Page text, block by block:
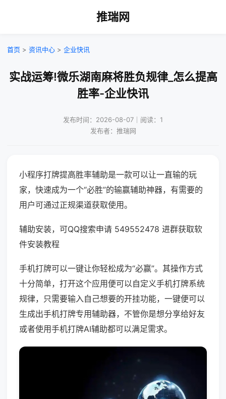
推瑞网
首页 > 资讯中心 > 企业快讯
实战运筹!微乐湖南麻将胜负规律_怎么提高
胜率-企业快讯
发布时间：2026-08-07｜阅读：1
发布者：推瑞网
小程序打牌提高胜率辅助是一款可以让一直输的玩
家，快速成为一个“必胜”的输赢辅助神器，有需要的
用户可通过正规渠道获取使用。
辅助安装，可QQ搜索申请 549552478 进群获取软
件安装教程
手机打牌可以一键让你轻松成为“必赢”。其操作方式
十分简单，打开这个应用便可以自定义手机打牌系统
规律，只需要输入自己想要的开挂功能，一键便可以
生成出手机打牌专用辅助器，不管你是想分享给好友
或者使用手机打牌AI辅助都可以满足需求。